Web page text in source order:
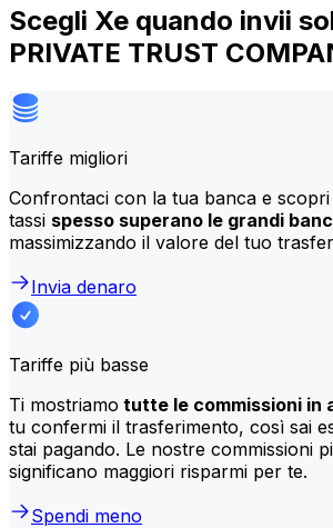
Scegli Xe quando invii
PRIVATE TRUST
Tariffe migliori
Confrontaci con la tua banca e
tassi spesso superano le grandi
massimizzando il valore del tuo
Invia denaro
Tariffe più basse
Ti mostriamo tutte le commissioni in
tu confermi il trasferimento, così sai
stai pagando. Le nostre commissioni
significano maggiori risparmi per te.
Spendi meno